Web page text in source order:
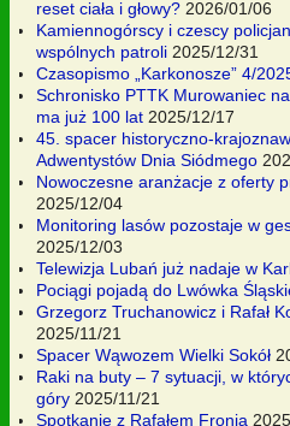
reset ciała i głowy? 2026/01/06
Kamiennogórscy i czescy
wspólnych patroli 2025/12/31
Czasopismo „Karkonosze” 4/
Schronisko PTTK Murowaniec
ma już 100 lat 2025/12/17
45. spacer historyczno-
Adwentystów Dnia Siódmego
Nowoczesne aranżacje z oferty
2025/12/04
Monitoring lasów pozostaje w
2025/12/03
Telewizja Lubań już nadaje w
Pociągi pojadą do Lwówka
Grzegorz Truchanowicz i Rafał
2025/11/21
Spacer Wąwozem Wielki Sokół
Raki na buty – 7 sytuacji, w
góry 2025/11/21
Spotkanie z Rafałem Fronią